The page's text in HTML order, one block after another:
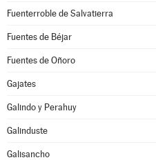
Fuenterroble de Salvatierra
Fuentes de Béjar
Fuentes de Oñoro
Gajates
Galindo y Perahuy
Galinduste
Galisancho